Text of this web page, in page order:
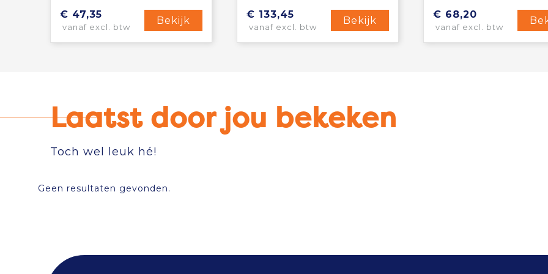
€ 47,35
vanaf excl. btw
Bekijk
€ 133,45
vanaf excl. btw
Bekijk
€ 68,20
vanaf excl. btw
Laatst door jou bekeken
Toch wel leuk hé!
Geen resultaten gevonden.